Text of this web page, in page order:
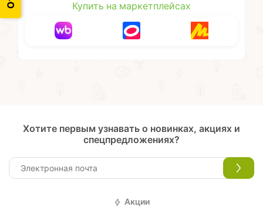
Купить на маркетплейсах
Хотите первым узнавать о новинках, акциях и
спецпредложениях?
Акции